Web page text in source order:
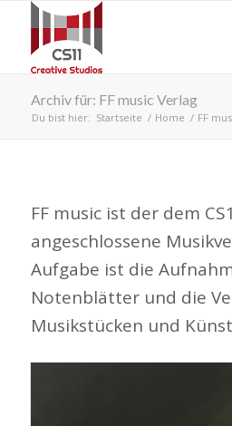
Archiv für: FF music Verlag
Du bist hier: Startseite / Home / FF
FF music ist der dem
angeschlossene
Aufgabe ist die
Notenblätter und die
Musikstücken und